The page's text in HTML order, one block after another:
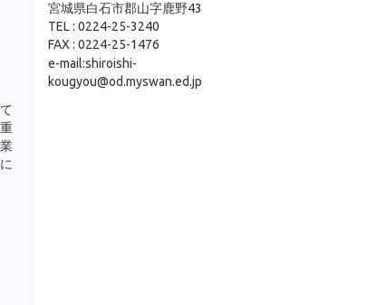
宮城県白石市郡山字鹿野43
TEL : 0224-25-3240
FAX : 0224-25-1476
e-mail:shiroishi-
kougyou@od.myswan.ed.jp